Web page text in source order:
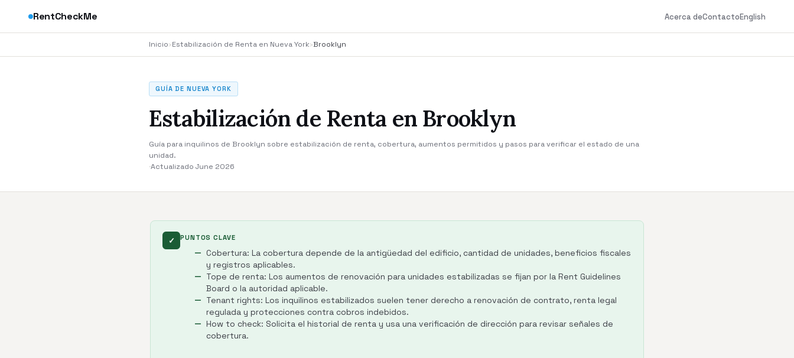
RentCheckMe Acerca deContactoEnglish
Inicio›Estabilización de Renta en Nueva York›Brooklyn
GUÍA DE NUEVA YORK
Estabilización de Renta en Brooklyn
Guía para inquilinos de Brooklyn sobre estabilización de renta, cobertura, aumentos permitidos y pasos para verificar el estado de una
unidad.
·Actualizado June 2026
✓ PUNTOS CLAVE
Cobertura: La cobertura depende de la antigüedad del edificio, cantidad de unidades, beneficios fiscales
y registros aplicables.
Tope de renta: Los aumentos de renovación para unidades estabilizadas se fijan por la Rent Guidelines
Board o la autoridad aplicable.
Tenant rights: Los inquilinos estabilizados suelen tener derecho a renovación de contrato, renta legal
regulada y protecciones contra cobros indebidos.
How to check: Solicita el historial de renta y usa una verificación de dirección para revisar señales de
cobertura.